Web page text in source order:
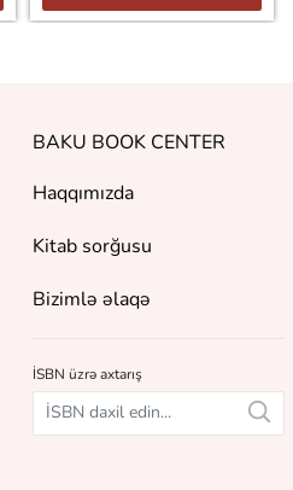
BAKU BOOK CENTER
Haqqımızda
Kitab sorğusu
Bizimlə əlaqə
İSBN üzrə axtarış